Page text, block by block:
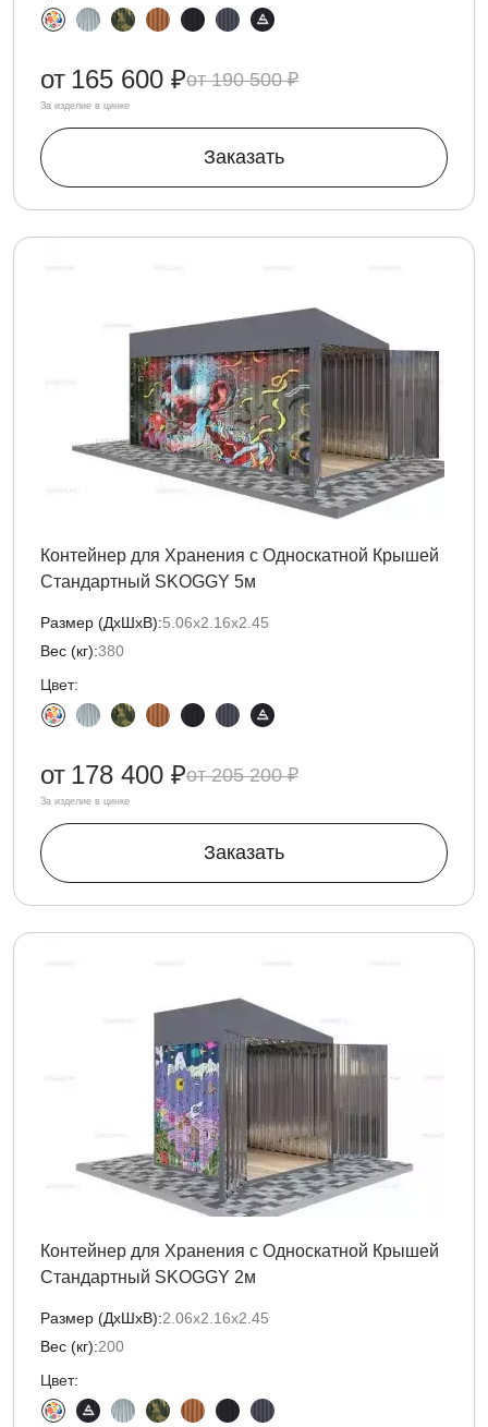
190 500 ₽
от 165 600 ₽
За изделие в цинке
Заказать
Контейнер для Хранения с Односкатной Крышей
Стандартный SKOGGY 5м
Размер (ДxШxВ):5.06х2.16х2.45
Вес (кг):380
Цвет:
205 200 ₽
от 178 400 ₽
За изделие в цинке
Заказать
Контейнер для Хранения с Односкатной Крышей
Стандартный SKOGGY 2м
Размер (ДxШxВ):2.06х2.16х2.45
Вес (кг):200
Цвет: